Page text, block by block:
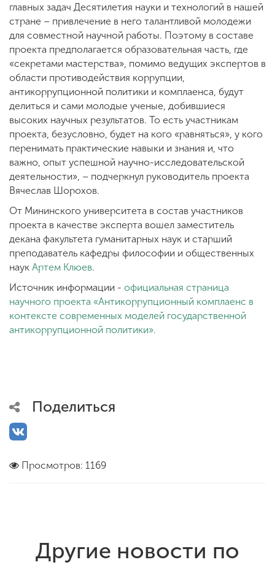
главных задач Десятилетия науки и технологий в нашей
стране – привлечение в него талантливой молодежи
для совместной научной работы. Поэтому в составе
проекта предполагается образовательная часть, где
«секретами мастерства», помимо ведущих экспертов в
области противодействия коррупции,
антикоррупционной политики и комплаенса, будут
делиться и сами молодые ученые, добившиеся
высоких научных результатов. То есть участникам
проекта, безусловно, будет на кого «равняться», у кого
перенимать практические навыки и знания и, что
важно, опыт успешной научно-исследовательской
деятельности», – подчеркнул руководитель проекта
Вячеслав Шорохов.
От Мининского университета в состав участников
проекта в качестве эксперта вошел заместитель
декана факультета гуманитарных наук и старший
преподаватель кафедры философии и общественных
наук Артем Клюев.
Источник информации - официальная страница
научного проекта «Антикоррупционный комплаенс в
контексте современных моделей государственной
антикоррупционной политики».
Поделиться
Просмотров: 1169
Другие новости по